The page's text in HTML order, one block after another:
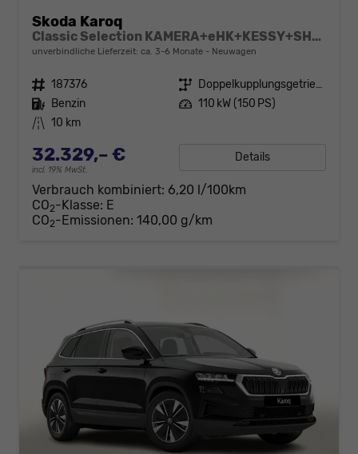
Skoda Karoq
Classic Selection KAMERA+eHK+KESSY+SHZ+SMARTLINK+LED+16" ALU
unverbindliche Lieferzeit: ca. 3-6 Monate Neuwagen
Fahrzeugnr. 187376 Getriebe
Doppelkupplungsgetriebe (DSG)
Kraftstoff Benzin Leistung 110 kW (150 PS)
Kilometerstand 10 km
32.329,– €
incl. 19% MwSt.
Details
Verbrauch kombiniert: 6,20 l/100km
CO2-Klasse: E
CO2-Emissionen: 140,00 g/km